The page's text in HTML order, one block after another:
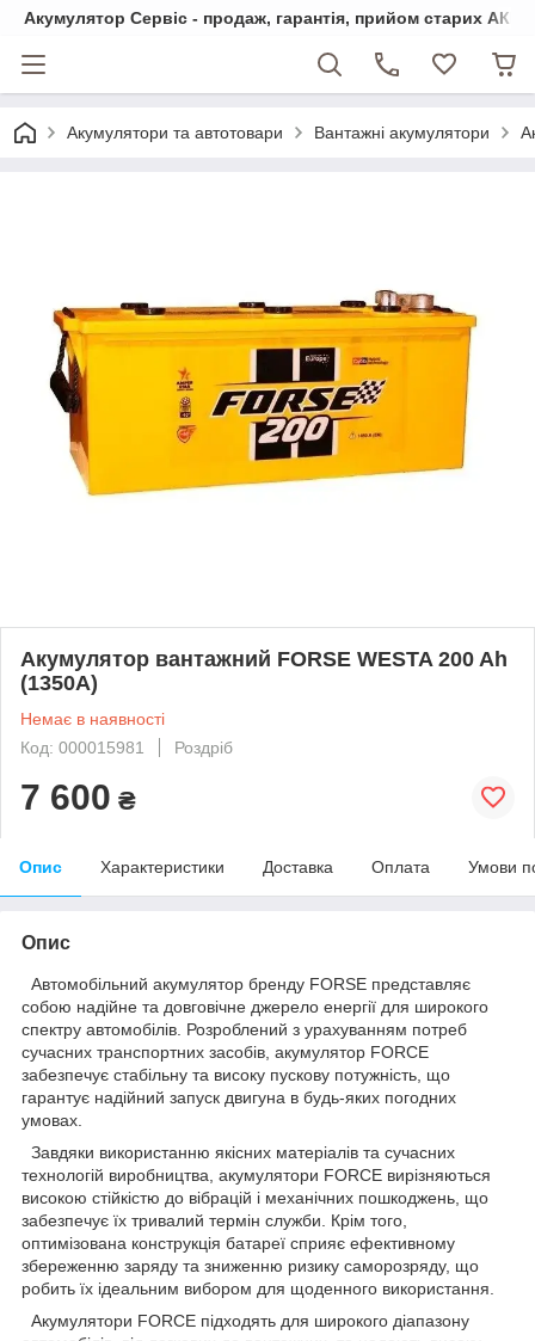
Акумулятор Сервіс - продаж, гарантія, прийом старих АКБ
Акумулятори та автотовари Вантажні акумулятори
Акумулятор вантажний FORSE WESTA 200 Ah
(1350А)
Немає в наявності
Код: 000015981
Роздріб
7 600 ₴
Опис Характеристики Доставка Оплата Умови
Опис
Автомобільний акумулятор бренду FORSE представляє
собою надійне та довговічне джерело енергії для широкого
спектру автомобілів. Розроблений з урахуванням потреб
сучасних транспортних засобів, акумулятор FORCE
забезпечує стабільну та високу пускову потужність, що
гарантує надійний запуск двигуна в будь-яких погодних
умовах.
Завдяки використанню якісних матеріалів та сучасних
технологій виробництва, акумулятори FORCE вирізняються
високою стійкістю до вібрацій і механічних пошкоджень, що
забезпечує їх тривалий термін служби. Крім того,
оптимізована конструкція батареї сприяє ефективному
збереженню заряду та зниженню ризику саморозряду, що
робить їх ідеальним вибором для щоденного використання.
Акумулятори FORCE підходять для широкого діапазону